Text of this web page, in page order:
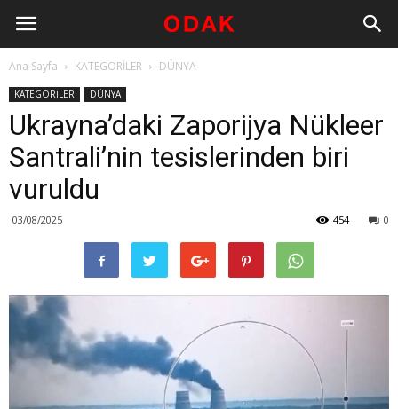
Ana Sayfa KATEGORİLER DÜNYA
KATEGORİLER DÜNYA
Ukrayna’daki Zaporijya Nükleer
Santrali’nin tesislerinden biri
vuruldu
03/08/2025 0
454